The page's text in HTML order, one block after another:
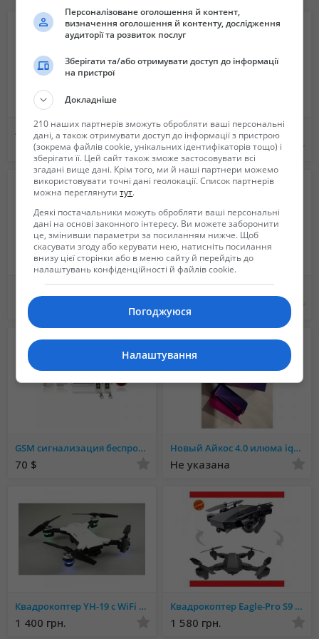
• 4 сітки, мундштук із фільтром;
• камеру для OIL, пінцет, щітку, стрижень;
• інструкцію європейськими мовами.
Для WAX (концентратів)
Для сухих субстанцій
Гарантія:
Всі вапорайзери, що продаються GoodMood Vaporizers, є повністю
справжніми і мають 1-річну гарантію на пристрій та 6-місячну
гарантію на акумулятор. GoodMood Vaporizers – це український
роздрібний продавець преміум-класу портативних випарників,
домашніх випарників та витратних матеріалів для вапорайзерів. У
нашому інтернет-магазині представлені найкращі бренди, такі як
storz & bickel, pax, airistech, davinci, xmax, flowermate та інші. Ми
постійно тестуємо нові моделі, щоб запропонувати вам найкраще зі
світу вапорайзерів.
Що всередині коробки?
• Випарник Air pen
• Інструмент для набивання та розпушування
• Кабель USB
• Мундштук
• Пінцет
• Сітки (фільтри)
• Щітка для чищення
Аппарат холодной плазмы
150 $ 900 грн.
8 500 грн.
GSM сигнализация беспроводная BSE-960 (GSM G10A) комплект
70 $
Новый Айкос 4.0 илюма iqos iluma prime
Не указана
Квадрокоптер YH-19 c WiFi камерой. складывающийся корпус
1 400 грн.
Квадрокоптер Eagle-Pro S9 c WiFi камерой. складывающийся корпус
1 580 грн.
Персоналізоване оголошення й контент,
визначення оголошення й контенту, дослідження
аудиторії та розвиток послуг
Зберігати та/або отримувати доступ до інформації
на пристрої
Докладніше
210 наших партнерів зможуть обробляти ваші персональні
дані, а також отримувати доступ до інформації з пристрою
(зокрема файлів cookie, унікальних ідентифікаторів тощо) і
зберігати її. Цей сайт також зможе застосовувати всі
згадані вище дані. Крім того, ми й наші партнери можемо
використовувати точні дані геолокації. Список партнерів
можна переглянутитут.
Деякі постачальники можуть обробляти ваші персональні
дані на основі законного інтересу. Ви можете заборонити
це, змінивши параметри за посиланням нижче. Щоб
скасувати згоду або керувати нею, натисніть посилання
внизу цієї сторінки або в меню сайту й перейдіть до
налаштувань конфіденційності й файлів cookie.
Погоджуюся
Налаштування